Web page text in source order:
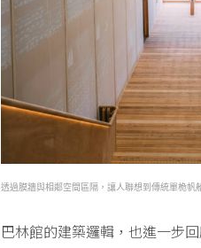
透過膜牆與相鄰空間區隔，讓人聯想到傳統單桅帆
巴林館的建築邏輯，也進一步